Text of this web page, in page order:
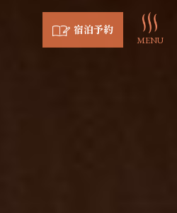
宿泊予約
MENU